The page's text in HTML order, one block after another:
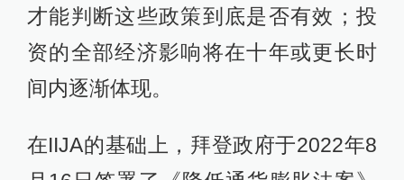
才能判断这些政策到底是否有效；投
资的全部经济影响将在十年或更长时
间内逐渐体现。
在IIJA的基础上，拜登政府于2022年8